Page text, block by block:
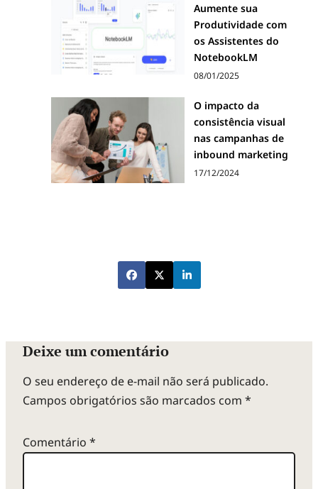
Aumente sua
Produtividade com
os Assistentes do
NotebookLM
08/01/2025
O impacto da
consistência visual
nas campanhas de
inbound marketing
17/12/2024
Deixe um comentário
O seu endereço de e-mail não será publicado.
Campos obrigatórios são marcados com *
Comentário *